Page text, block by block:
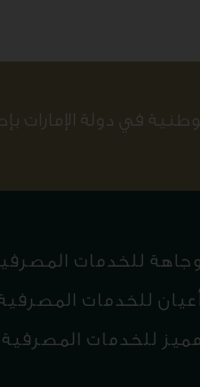
في دولة الإمارات
وجاهة للخدمات
أعيان للخدمات
مميز للخدمات المصرفية